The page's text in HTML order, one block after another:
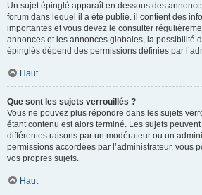
Un sujet épinglé apparaît en dessous des
forum dans lequel il a été publié. il contient des
importantes et vous devez le consulter
annonces et les annonces globales, la possibilité
épinglés dépend des permissions définies par
Haut
Que sont les sujets verrouillés ?
Vous ne pouvez plus répondre dans les sujets
étant contenu est alors terminé. Les sujets
différentes raisons par un modérateur ou un
permissions accordées par l’administrateur, vous
vos propres sujets.
Haut